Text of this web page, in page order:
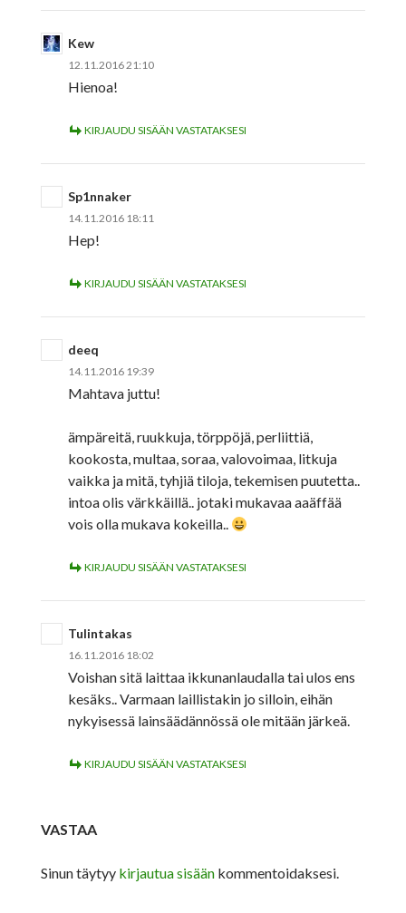
Kew
12.11.2016 21:10
Hienoa!
KIRJAUDU SISÄÄN VASTATAKSESI
Sp1nnaker
14.11.2016 18:11
Hep!
KIRJAUDU SISÄÄN VASTATAKSESI
deeq
14.11.2016 19:39
Mahtava juttu!
ämpäreitä, ruukkuja, törppöjä, perliittiä,
kookosta, multaa, soraa, valovoimaa, litkuja
vaikka ja mitä, tyhjiä tiloja, tekemisen puutetta..
intoa olis värkkäillä.. jotaki mukavaa aaäffää
vois olla mukava kokeilla..
KIRJAUDU SISÄÄN VASTATAKSESI
Tulintakas
16.11.2016 18:02
Voishan sitä laittaa ikkunanlaudalla tai ulos ens
kesäks.. Varmaan laillistakin jo silloin, eihän
nykyisessä lainsäädännössä ole mitään järkeä.
KIRJAUDU SISÄÄN VASTATAKSESI
VASTAA
Sinun täytyy kirjautua sisäänkommentoidaksesi.